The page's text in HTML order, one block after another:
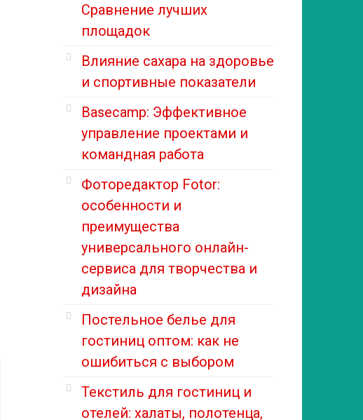
Сравнение лучших
площадок
Влияние сахара на здоровье
и спортивные показатели
Basecamp: Эффективное
управление проектами и
командная работа
Фоторедактор Fotor:
особенности и
преимущества
универсального онлайн-
сервиса для творчества и
дизайна
Постельное белье для
гостиниц оптом: как не
ошибиться с выбором
Текстиль для гостиниц и
отелей: халаты, полотенца,